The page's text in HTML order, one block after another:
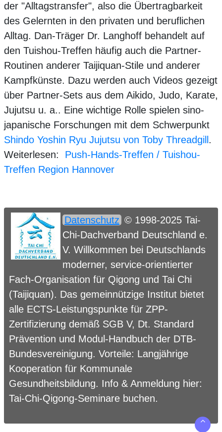
der "Alltagstransfer", also die Übertragbarkeit
des Gelernten in den privaten und beruflichen
Alltag. Dan-Träger Dr. Langhoff behandelt auf
den Tuishou-Treffen häufig auch die Partner-
Routinen anderer Taijiquan-Stile und anderer
Kampfkünste. Dazu werden auch Videos gezeigt
über Partner-Sets aus dem Aikido, Judo, Karate,
Jujutsu u. a.. Eine wichtige Rolle spielen sino-
japanische Forschungen mit dem Schwerpunkt
Shindo Yoshin Ryu Jujutsu von Toby Threadgill .
Weiterlesen: Push-Hands-Treffen / Tuishou-
Treffen Region Hannover
Datenschutz © 1998-2025 Tai-
Chi-Dachverband Deutschland e.
V. Willkommen bei Deutschlands
moderner, service-orientierter
Fach-Organisation für Qigong und Tai Chi
(Taijiquan). Das gemeinnützige Institut bietet
alle ECTS-Leistungspunkte für ZPP-
Zertifizierung demäß SGB V, Dt. Standard
Prävention und Modul-Handbuch der DTB-
Bundesvereinigung. Vorteile: Langjährige
Kooperation für Kommunale
Gesundheitsbildung. Info & Anmeldung hier:
Tai-Chi-Qigong-Seminare buchen.